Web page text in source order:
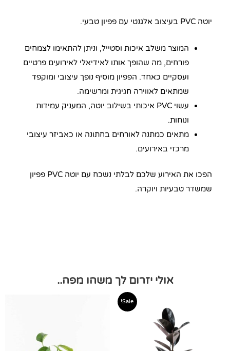
יוטה PVC בעיצוב אלגנטי עם פפיון טבעי.
המוצר משלב איכות וסטייל, וניתן להתאימו לצמחים
פורחים, מה שהופך אותו לאידיאלי לאירועים פרטיים
ועסקיים כאחד. הפפיון מוסיף נופך עיצובי ומוקפד
שמתאים לאווירה חגיגית ומרשימה.
עשוי PVC איכותי בשילוב יוטה, המעניק עמידות
ונוחות.
מתאים כמתנה לאורחים בחתונה או כאביזר עיצובי
מרכזי באירועים.
הפכו את האירוע שלכם לבלתי נשכח עם יוטה PVC פפיון
שמשדר טבעיות ויוקרה.
אולי יזרום לך משהו מפה..
Sale!טווח
מחירים:
זה
יש
מספר
סוגים.
מספר
סוגים.